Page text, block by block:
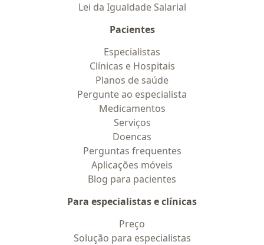
Lei da Igualdade Salarial
Pacientes
Especialistas
Clínicas e Hospitais
Planos de saúde
Pergunte ao especialista
Medicamentos
Serviços
Doencas
Perguntas frequentes
Aplicações móveis
Blog para pacientes
Para especialistas e clínicas
Preço
Solução para especialistas